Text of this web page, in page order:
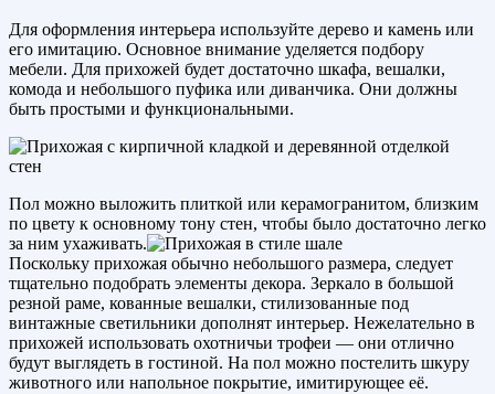
Для оформления интерьера используйте дерево и камень или
его имитацию. Основное внимание уделяется подбору
мебели. Для прихожей будет достаточно шкафа, вешалки,
комода и небольшого пуфика или диванчика. Они должны
быть простыми и функциональными.
Пол можно выложить плиткой или керамогранитом, близким
по цвету к основному тону стен, чтобы было достаточно легко
за ним ухаживать.
Поскольку прихожая обычно небольшого размера, следует
тщательно подобрать элементы декора. Зеркало в большой
резной раме, кованные вешалки, стилизованные под
винтажные светильники дополнят интерьер. Нежелательно в
прихожей использовать охотничьи трофеи — они отлично
будут выглядеть в гостиной. На пол можно постелить шкуру
животного или напольное покрытие, имитирующее её.